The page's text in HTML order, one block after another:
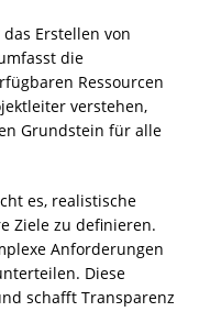
Erstellen von
die
Ressourcen
verstehen,
Grundstein für alle
es, realistische
Ziele zu definieren.
Anforderungen
Diese
schafft Transparenz